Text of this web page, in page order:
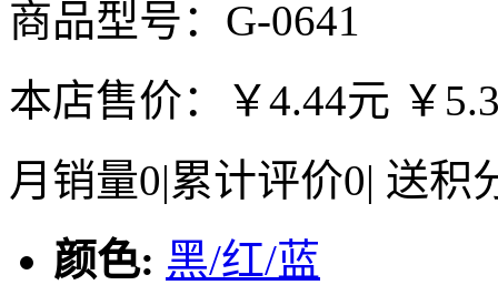
商品型号：G-0641
本店售价：
￥4.44元 ￥
月销量0|累计评价0| 送积
颜色: 黑/红/蓝